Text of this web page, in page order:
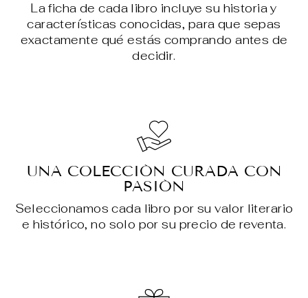
La ficha de cada libro incluye su historia y
características conocidas, para que sepas
exactamente qué estás comprando antes de
decidir.
UNA COLECCIÓN CURADA CON
PASIÓN
Seleccionamos cada libro por su valor literario
e histórico, no solo por su precio de reventa.